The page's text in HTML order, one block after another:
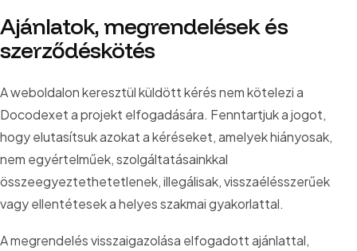
Ajánlatok, megrendelések és
szerződéskötés
A weboldalon keresztül küldött kérés nem kötelezi a
Docodexet a projekt elfogadására. Fenntartjuk a jogot,
hogy elutasítsuk azokat a kéréseket, amelyek hiányosak,
nem egyértelműek, szolgáltatásainkkal
összeegyeztethetetlenek, illegálisak, visszaélésszerűek
vagy ellentétesek a helyes szakmai gyakorlattal.
A megrendelés visszaigazolása elfogadott ajánlattal,